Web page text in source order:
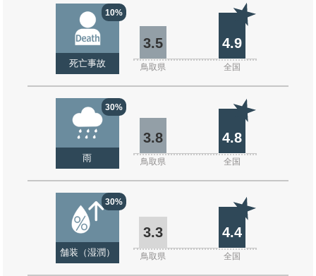
10%
死亡事故
3.5 4.9
鳥取県 全国
30%
雨
3.8 4.8
鳥取県 全国
30%
舗装（湿潤）
3.3 4.4
鳥取県 全国